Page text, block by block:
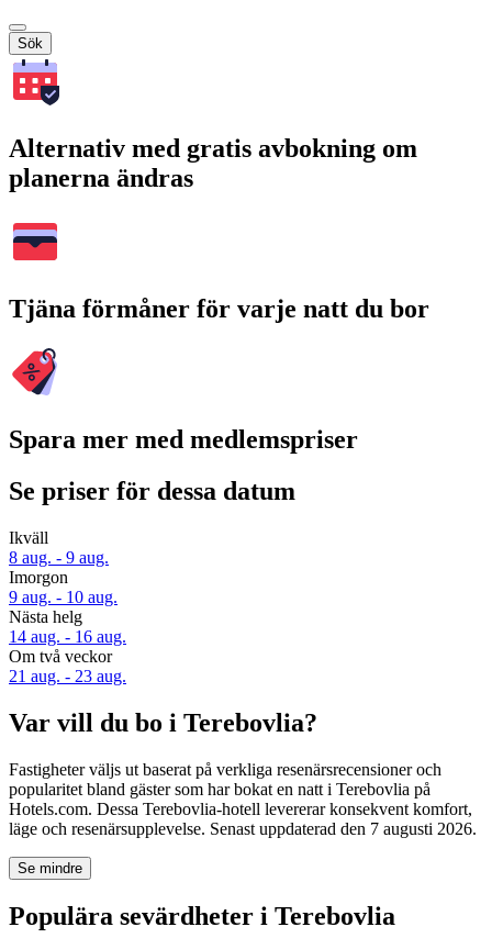
Sök
Alternativ med gratis avbokning om
planerna ändras
Tjäna förmåner för varje natt du bor
Spara mer med medlemspriser
Se priser för dessa datum
Ikväll
8 aug. - 9 aug.
Imorgon
9 aug. - 10 aug.
Nästa helg
14 aug. - 16 aug.
Om två veckor
21 aug. - 23 aug.
Var vill du bo i Terebovlia?
Fastigheter väljs ut baserat på verkliga resenärsrecensioner och
popularitet bland gäster som har bokat en natt i Terebovlia på
Hotels.com. Dessa Terebovlia-hotell levererar konsekvent komfort,
läge och resenärsupplevelse. Senast uppdaterad den 7 augusti 2026.
Se mindre
Populära sevärdheter i Terebovlia